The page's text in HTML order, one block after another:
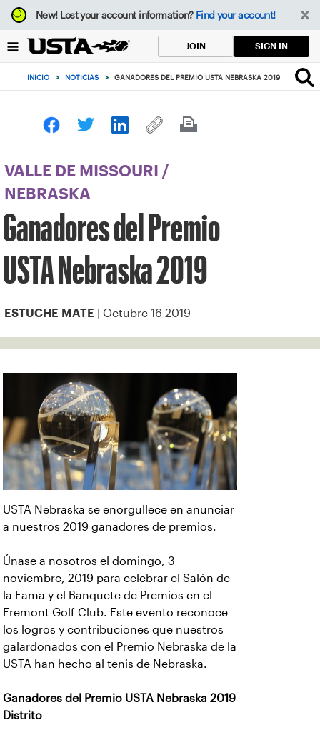
Enfoque
desde
botón
volver
principio
New!Lost your account information? Find your account!
JOIN SIGN IN
INICIO > NOTICIAS > GANADORES DEL PREMIO USTA NEBRASKA 2019
VALLE DE MISSOURI
/
NEBRASKA
Ganadores del Premio
USTA Nebraska 2019
ESTUCHE MATE | Octubre 16 2019
USTA Nebraska se enorgullece en anunciar
a nuestros 2019 ganadores de premios.
Únase a nosotros el domingo, 3
noviembre, 2019 para celebrar el Salón de
la Fama y el Banquete de Premios en el
Fremont Golf Club. Este evento reconoce
los logros y contribuciones que nuestros
galardonados con el Premio Nebraska de la
USTA han hecho al tenis de Nebraska.
Ganadores del Premio USTA Nebraska 2019
Distrito